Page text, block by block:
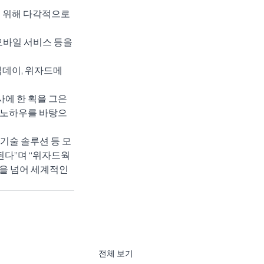
위해 다각적으로
바일 서비스 등을
이, 위자드메
에 한 획을 그은
하우를 바탕으
술 솔루션 등 모
”며 “위자드웍
넘어 세계적인
전체 보기